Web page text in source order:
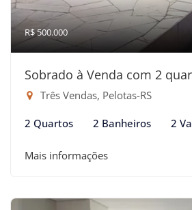
R$ 500.000
Sobrado à Venda com 2
Três Vendas, Pelotas-RS
2 Quartos 2 Banheiros 2
Mais informações